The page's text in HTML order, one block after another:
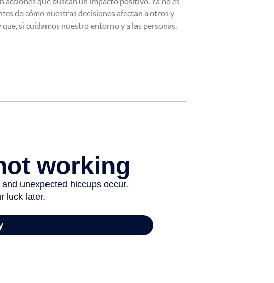
de cómo nuestras decisiones afectan a otros y
si cuidamos nuestro entorno y a las personas,